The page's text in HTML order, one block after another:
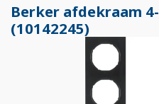
Berker afdekraam
(10142245)